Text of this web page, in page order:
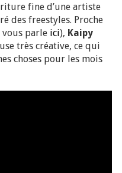
fine d’une artiste
des freestyles. Proche
parle ici), Kaipy
très créative, ce qui
choses pour les mois